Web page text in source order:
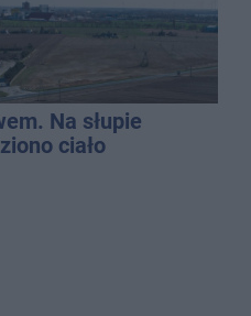
Na słupie
ciało